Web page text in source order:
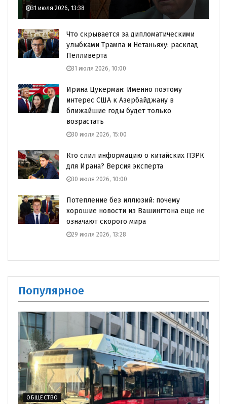
31 июля 2026, 13:38
Что скрывается за дипломатическими
улыбками Трампа и Нетаньяху: расклад
Пелливерта
31 июля 2026, 10:00
Ирина Цукерман: Именно поэтому
интерес США к Азербайджану в
ближайшие годы будет только
возрастать
30 июля 2026, 15:00
Кто слил информацию о китайских ПЗРК
для Ирана? Версия эксперта
30 июля 2026, 10:00
Потепление без иллюзий: почему
хорошие новости из Вашингтона еще не
означают скорого мира
29 июля 2026, 13:28
Популярное
ОБЩЕСТВО